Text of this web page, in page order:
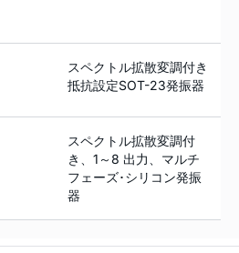
スペクトル拡散変調付き
抵抗設定SOT-23発振器
スペクトル拡散変調付
き、1～8 出力、マルチ
フェーズ･シリコン発振
器